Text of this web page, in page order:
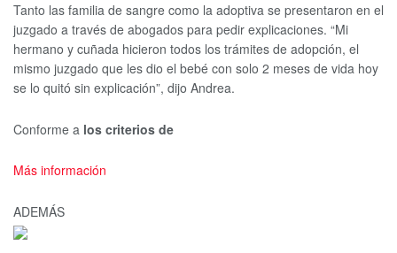
Tanto las familia de sangre como la adoptiva se presentaron en el
juzgado a través de abogados para pedir explicaciones. “Mi
hermano y cuñada hicieron todos los trámites de adopción, el
mismo juzgado que les dio el bebé con solo 2 meses de vida hoy
se lo quitó sin explicación”, dijo Andrea.
Conforme a los criterios de
Más información
ADEMÁS